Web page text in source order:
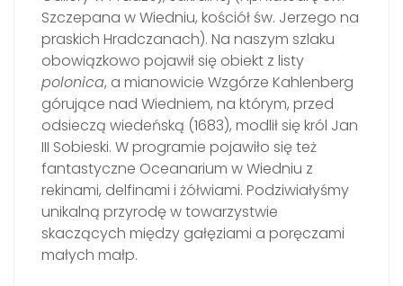
Szczepana w Wiedniu, kościół św. Jerzego na
praskich Hradczanach). Na naszym szlaku
obowiązkowo pojawił się obiekt z listy
polonica, a mianowicie Wzgórze Kahlenberg
górujące nad Wiedniem, na którym, przed
odsieczą wiedeńską (1683), modlił się król Jan
III Sobieski. W programie pojawiło się też
fantastyczne Oceanarium w Wiedniu z
rekinami, delfinami i żółwiami. Podziwiałyśmy
unikalną przyrodę w towarzystwie
skaczących między gałęziami a poręczami
małych małp.